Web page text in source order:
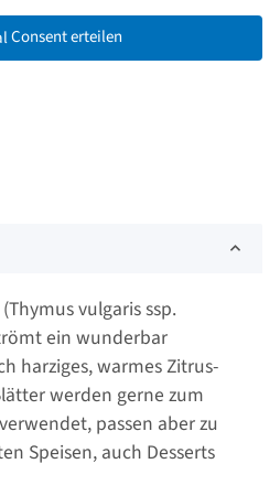
Consent erteilen
vulgaris ssp.
ein wunderbar
harziges, warmes Zitrus-
werden gerne zum
passen aber zu
Speisen, auch Desserts